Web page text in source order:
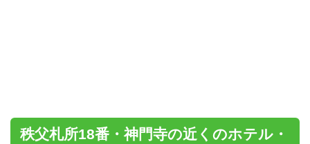
秩父札所18番・神門寺の近くのホテル・